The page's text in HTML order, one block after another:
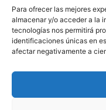
Para ofrecer las mejores
almacenar y/o acceder a la
tecnologías nos permitirá
identificaciones únicas en
afectar negativamente a